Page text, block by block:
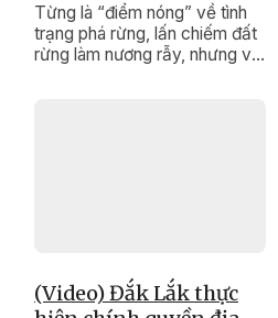
Từng là “điểm nóng” về tình
trạng phá rừng, lấn chiếm đất
rừng làm nương rẫy, nhưng với
(Video) Đắk Lắk thực